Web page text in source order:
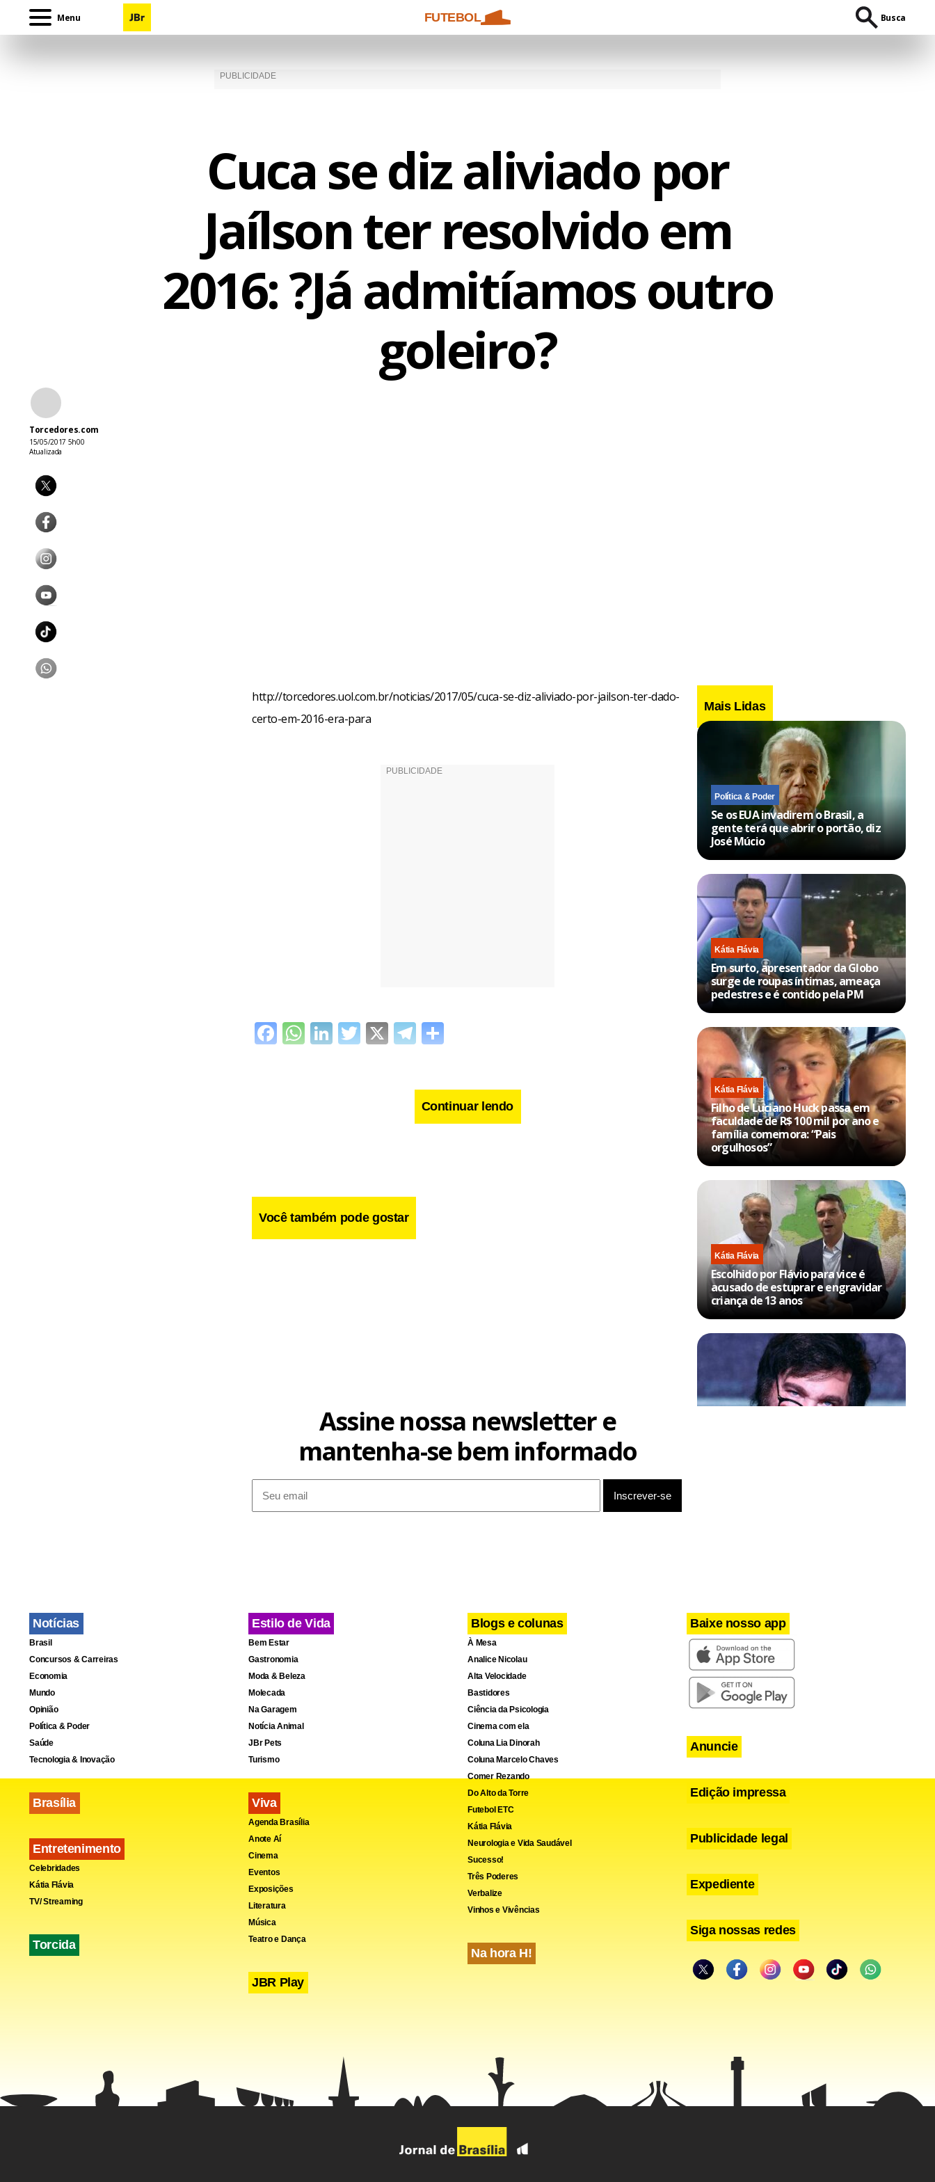
Menu FUTEBOL Busca
Cuca se diz aliviado por
Jaílson ter resolvido em
2016: ?Já admitíamos outro
goleiro?
Torcedores.com
15/05/2017 5h00
Atualizada
http://torcedores.uol.com.br/noticias/2017/05/cuca-se-diz-aliviado-por-jailson-ter-dado-
certo-em-2016-era-para
Facebook
WhatsApp
LinkedIn
Twitter
X Telegram
Continuar lendo
Você também pode gostar
Mais Lidas
Política & Poder
Se os EUA invadirem o Brasil, a
gente terá que abrir o portão, diz
José Múcio
Kátia Flávia
Em surto, apresentador da Globo
surge de roupas íntimas, ameaça
pedestres e é contido pela PM
Kátia Flávia
Filho de Luciano Huck passa em
faculdade de R$ 100 mil por ano e
família comemora: “Pais
orgulhosos”
Kátia Flávia
Escolhido por Flávio para vice é
acusado de estuprar e engravidar
criança de 13 anos
Assine nossa newsletter e
mantenha-se bem informado
Notícias
Brasil
Concursos & Carreiras
Economia
Mundo
Opinião
Política & Poder
Saúde
Tecnologia & Inovação
Brasília
Entretenimento
Celebridades
Kátia Flávia
TV/ Streaming
Torcida
Estilo de Vida
Bem Estar
Gastronomia
Moda & Beleza
Molecada
Na Garagem
Notícia Animal
JBr Pets
Turismo
Viva
Agenda Brasília
Anote Aí
Cinema
Eventos
Exposições
Literatura
Música
Teatro e Dança
JBR Play
Blogs e colunas
À Mesa
Analice Nicolau
Alta Velocidade
Bastidores
Ciência da Psicologia
Cinema com ela
Coluna Lia Dinorah
Coluna Marcelo Chaves
Comer Rezando
Do Alto da Torre
Futebol ETC
Kátia Flávia
Neurologia e Vida Saudável
Sucesso!
Três Poderes
Verbalize
Vinhos e Vivências
Na hora H!
Baixe nosso app
Anuncie
Edição impressa
Publicidade legal
Expediente
Siga nossas redes